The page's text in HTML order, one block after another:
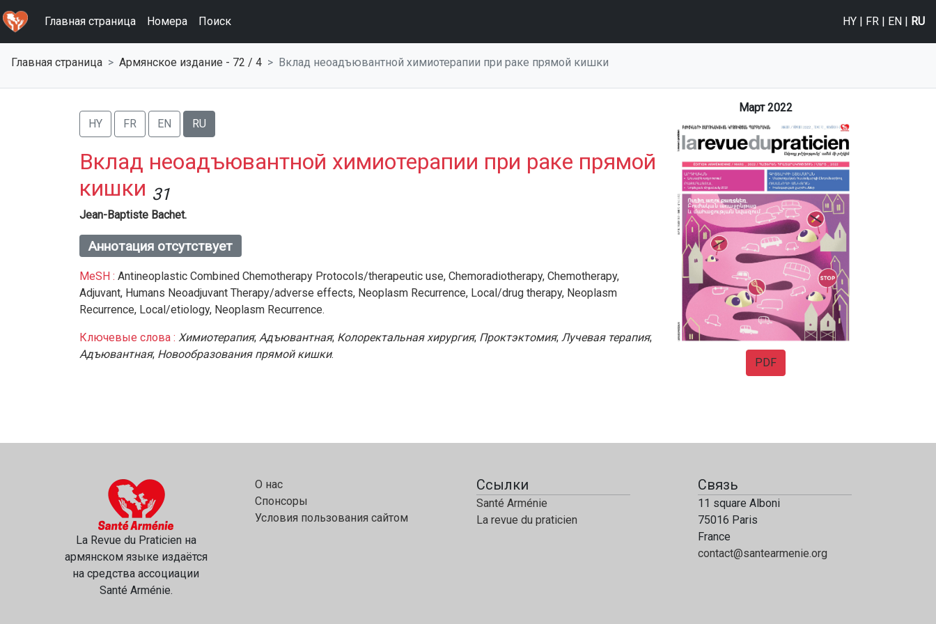
Главная страница Номера Поиск HY | FR | EN | RU
Главная страница Армянское издание - 72 / 4 Вклад неоадъювантной химиотерапии при раке прямой кишки
HY FR EN RU
Вклад неоадъювантной химиотерапии при раке прямой
кишки 31
Jean-Baptiste Bachet.
Аннотация отсутствует
MeSH : Antineoplastic Combined Chemotherapy Protocols/therapeutic use, Chemoradiotherapy, Chemotherapy,
Adjuvant, Humans Neoadjuvant Therapy/adverse effects, Neoplasm Recurrence, Local/drug therapy, Neoplasm
Recurrence, Local/etiology, Neoplasm Recurrence.
Ключевые слова : Химиотерапия; Адъювантная; Колоректальная хирургия; Проктэктомия; Лучевая терапия;
Адъювантная; Новообразования прямой кишки.
Март 2022
PDF
La Revue du Praticien на
армянском языке издаётся
на средства ассоциации
Santé Arménie.
О нас
Спонсоры
Условия пользования сайтом
Ссылки
Santé Arménie
La revue du praticien
Связь
11 square Alboni
75016 Paris
France
contact@santearmenie.org